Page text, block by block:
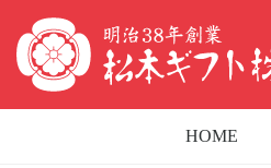
HOME